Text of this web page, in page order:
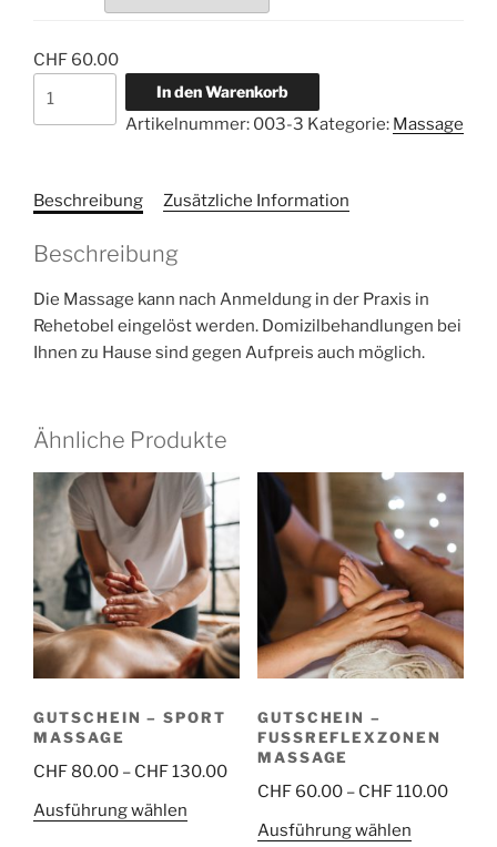
CHF 60.00
Menge
In den Warenkorb
Artikelnummer: 003-3 Kategorie: Massage
Beschreibung Zusätzliche Information
Beschreibung
Die Massage kann nach Anmeldung in der Praxis in
Rehetobel eingelöst werden. Domizilbehandlungen bei
Ihnen zu Hause sind gegen Aufpreis auch möglich.
Ähnliche Produkte
GUTSCHEIN – SPORT
MASSAGE
CHF 80.00 – CHF130.00Preisspanne:
CHF 80.00
Ausführung wählen
GUTSCHEIN –
FUSSREFLEXZONEN
MASSAGE
CHF60.00 – CHF110.00
Ausführung wählenDieses